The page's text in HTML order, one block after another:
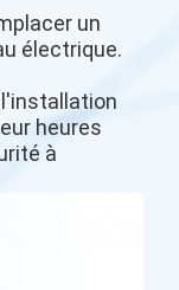
un
électrique.
heures
à